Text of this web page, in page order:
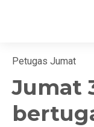
Petugas Jumat
Jumat